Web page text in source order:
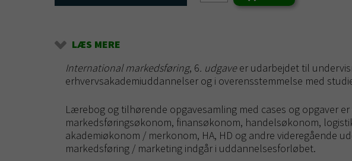
LÆS MERE
International markedsføring, 6. udgaveer udarbejdet til
erhvervsakademiuddannelser og i overensstemmelse med
Lærebog og tilhørende opgavesamling med cases og opgaver
markedsføringsøkonom, finansøkonom, handelsøkonom,
akademiøkonom / merkonom, HA, HD og andre videregående
markedsføring / marketing indgår i uddannelsesforløbet.